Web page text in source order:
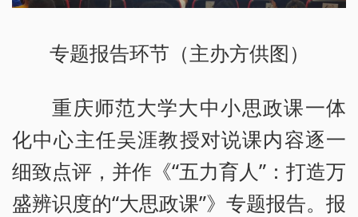
专题报告环节（主办方供图）
重庆师范大学大中小思政课一体
化中心主任吴涯教授对说课内容逐一
细致点评，并作《“五力育人”：打造万
盛辨识度的“大思政课”》专题报告。报